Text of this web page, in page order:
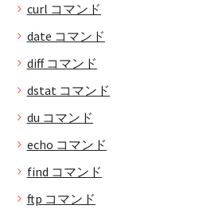
curl コマンド
date コマンド
diff コマンド
dstat コマンド
du コマンド
echo コマンド
find コマンド
ftp コマンド